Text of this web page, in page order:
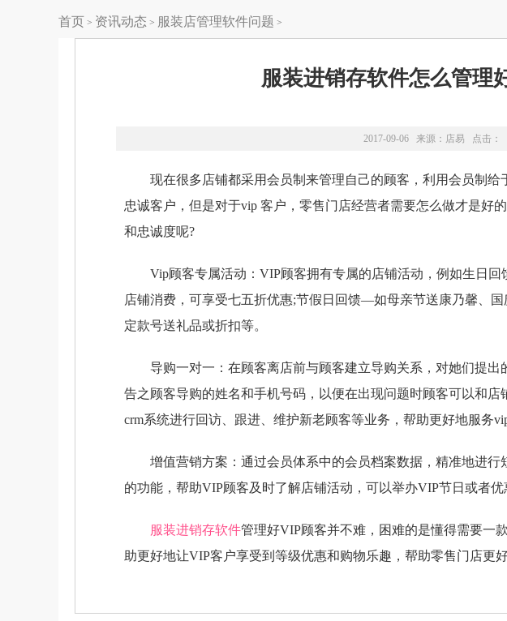
首页 > 资讯动态 > 服装店管理软件问题 >
服装进销存软件怎么管理
2017-09-06 来源： 店易 点击：
现在很多店铺都采用会员制来管理自己的顾客，利用会员制给
忠诚客户，但是对于vip 客户，零售门店经营者需要怎么做才是好
和忠诚度呢?
Vip顾客专属活动：VIP顾客拥有专属的店铺活动，例如生日回
店铺消费，可享受七五折优惠;节假日回馈—如母亲节送康乃馨、
定款号送礼品或折扣等。
导购一对一：在顾客离店前与顾客建立导购关系，对她们提出
告之顾客导购的姓名和手机号码，以便在出现问题时顾客可以和
crm系统进行回访、跟进、维护新老顾客等业务，帮助更好地服务
增值营销方案：通过会员体系中的会员档案数据，精准地进行
的功能，帮助VIP顾客及时了解店铺活动，可以举办VIP节日或者
服装进销存软件管理好VIP顾客并不难，困难的是懂得需要一
助更好地让VIP客户享受到等级优惠和购物乐趣，帮助零售门店更